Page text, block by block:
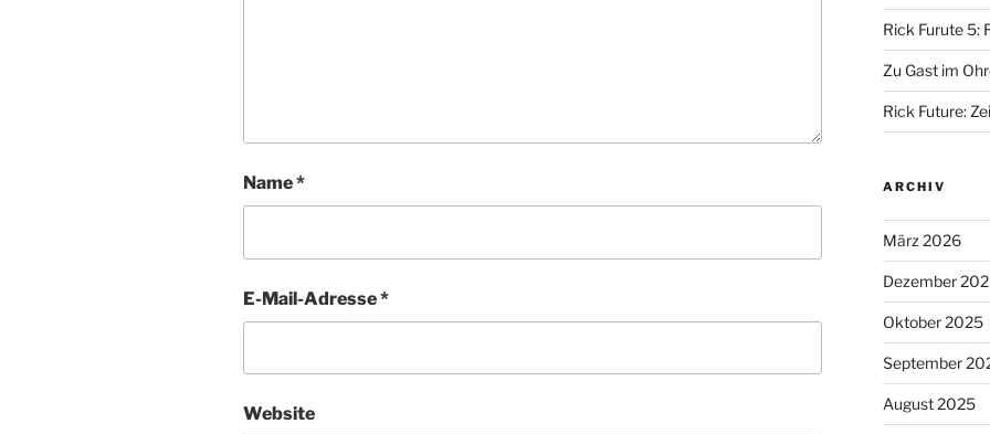
Name*
E-Mail-Adresse*
Website
Rick Furute 5:
Zu Gast im
Rick Future:
ARCHIV
März 2026
Dezember
Oktober 2025
September
August 2025